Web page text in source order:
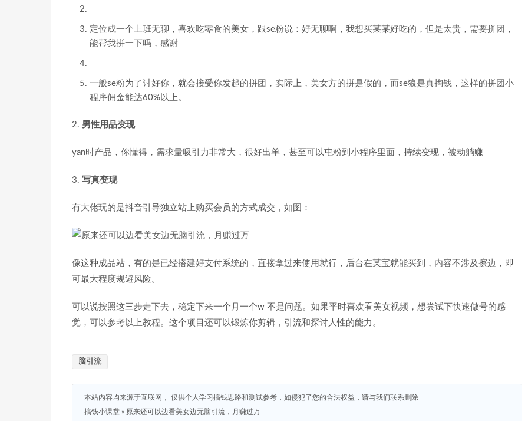
定位成一个上班无聊，喜欢吃零食的美女，跟se粉说：好无聊啊，我想买某某好吃的，但是太贵，需要拼团，
能帮我拼一下吗，感谢
一般se粉为了讨好你，就会接受你发起的拼团，实际上，美女方的拼是假的，而se狼是真掏钱，这样的拼团小
程序佣金能达60%以上。
2. 男性用品变现
yan时产品，你懂得，需求量吸引力非常大，很好出单，甚至可以屯粉到小程序里面，持续变现，被动躺赚
3. 写真变现
有大佬玩的是抖音引导独立站上购买会员的方式成交，如图：
像这种成品站，有的是已经搭建好支付系统的，直接拿过来使用就行，后台在某宝就能买到，内容不涉及擦边，即
可最大程度规避风险。
可以说按照这三步走下去，稳定下来一个月一个w 不是问题。如果平时喜欢看美女视频，想尝试下快速做号的感
觉，可以参考以上教程。这个项目还可以锻炼你剪辑，引流和探讨人性的能力。
脑引流
本站内容均来源于互联网， 仅供个人学习搞钱思路和测试参考，如侵犯了您的合法权益，请与我们联系删除
搞钱小课堂 » 原来还可以边看美女边无脑引流，月赚过万